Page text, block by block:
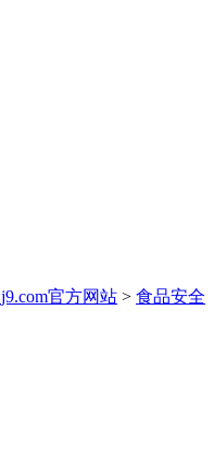
j9.com官方网站 > 食品安全